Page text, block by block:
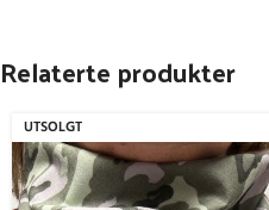
Relaterte produkter
UTSOLGT